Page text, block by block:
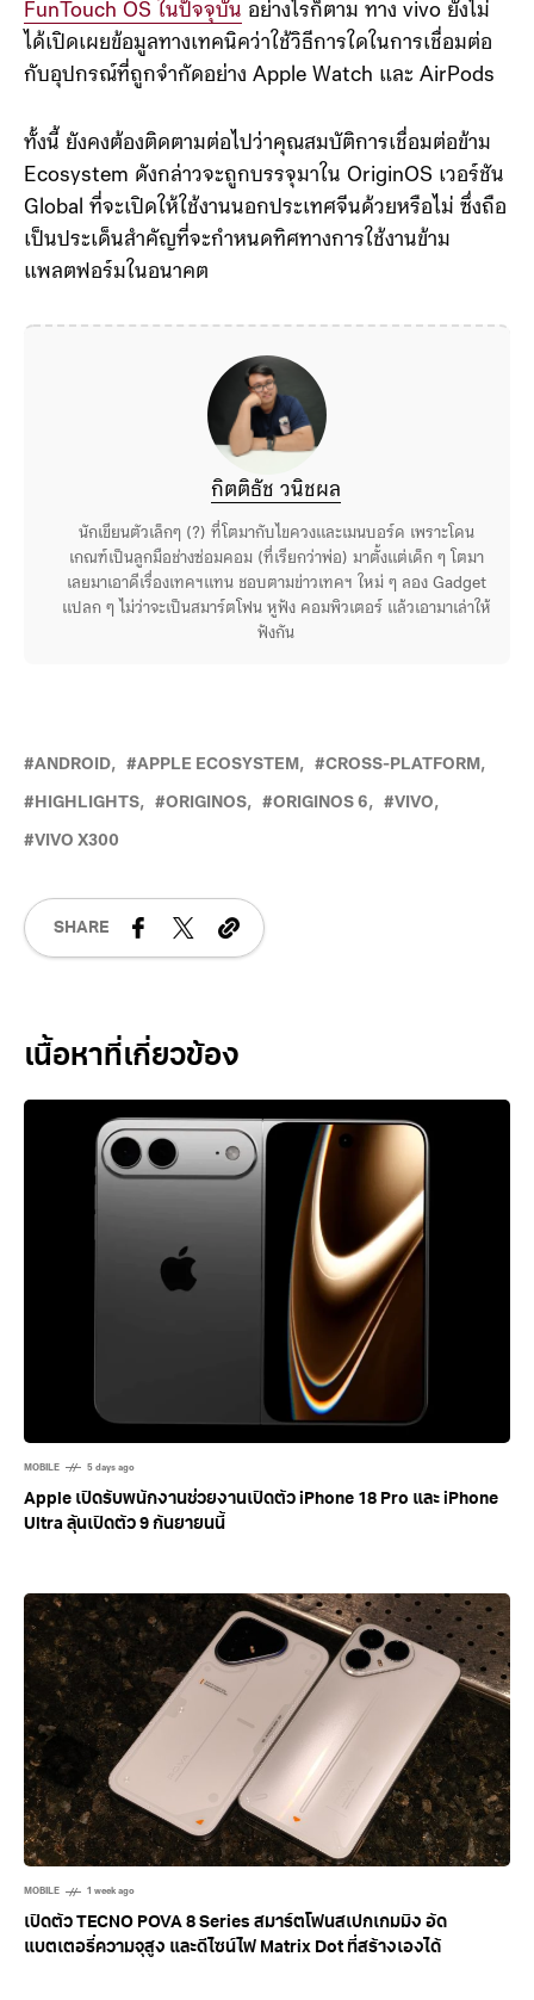
FunTouch OS ในปัจจุบัน อย่างไรก็ตาม ทาง vivo ยังไม่
ได้เปิดเผยข้อมูลทางเทคนิคว่าใช้วิธีการใดในการเชื่อมต่อ
กับอุปกรณ์ที่ถูกจำกัดอย่าง Apple Watch และ AirPods
ทั้งนี้ ยังคงต้องติดตามต่อไปว่าคุณสมบัติการเชื่อมต่อข้าม
Ecosystem ดังกล่าวจะถูกบรรจุมาใน OriginOS เวอร์ชัน
Global ที่จะเปิดให้ใช้งานนอกประเทศจีนด้วยหรือไม่ ซึ่งถือ
เป็นประเด็นสำคัญที่จะกำหนดทิศทางการใช้งานข้าม
แพลตฟอร์มในอนาคต
กิตติธัช วนิชผล
นักเขียนตัวเล็กๆ (?) ที่โตมากับไขควงและเมนบอร์ด เพราะโดน
เกณฑ์เป็นลูกมือช่างซ่อมคอม (ที่เรียกว่าพ่อ) มาตั้งแต่เด็ก ๆ โตมา
เลยมาเอาดีเรื่องเทคฯแทน ชอบตามข่าวเทคฯ ใหม่ ๆ ลอง Gadget
แปลก ๆ ไม่ว่าจะเป็นสมาร์ตโฟน หูฟัง คอมพิวเตอร์ แล้วเอามาเล่าให้
ฟังกัน
ANDROID APPLE ECOSYSTEM CROSS-PLATFORM
HIGHLIGHTS ORIGINOS ORIGINOS 6 VIVO
VIVO X300
SHARE
Related Posts
MOBILE 5 days ago
Apple เปิดรับพนักงานช่วยงานเปิดตัว iPhone 18 Pro และ iPhone
Ultra ลุ้นเปิดตัว 9 กันยายนนี้
MOBILE 1 week ago
เปิดตัว TECNO POVA 8 Series สมาร์ตโฟนสเปกเกมมิง อัด
แบตเตอรี่ความจุสูง และดีไซน์ไฟ Matrix Dot ที่สร้างเองได้